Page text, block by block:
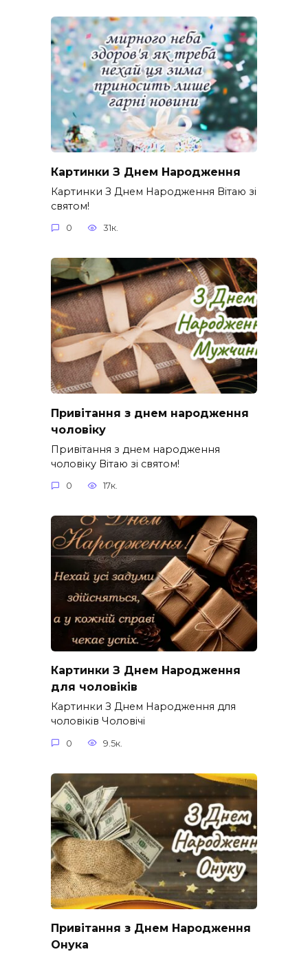
Картинки З Днем Народження
Картинки З Днем Народження Вітаю зі
святом!
0 31к.
Привітання з днем народження
чоловіку
Привітання з днем народження
чоловіку Вітаю зі святом!
0 17к.
Картинки З Днем Народження
для чоловіків​
Картинки З Днем Народження для
чоловіків​ Чоловічі
0 9.5к.
Привітання з Днем Народження
Онука